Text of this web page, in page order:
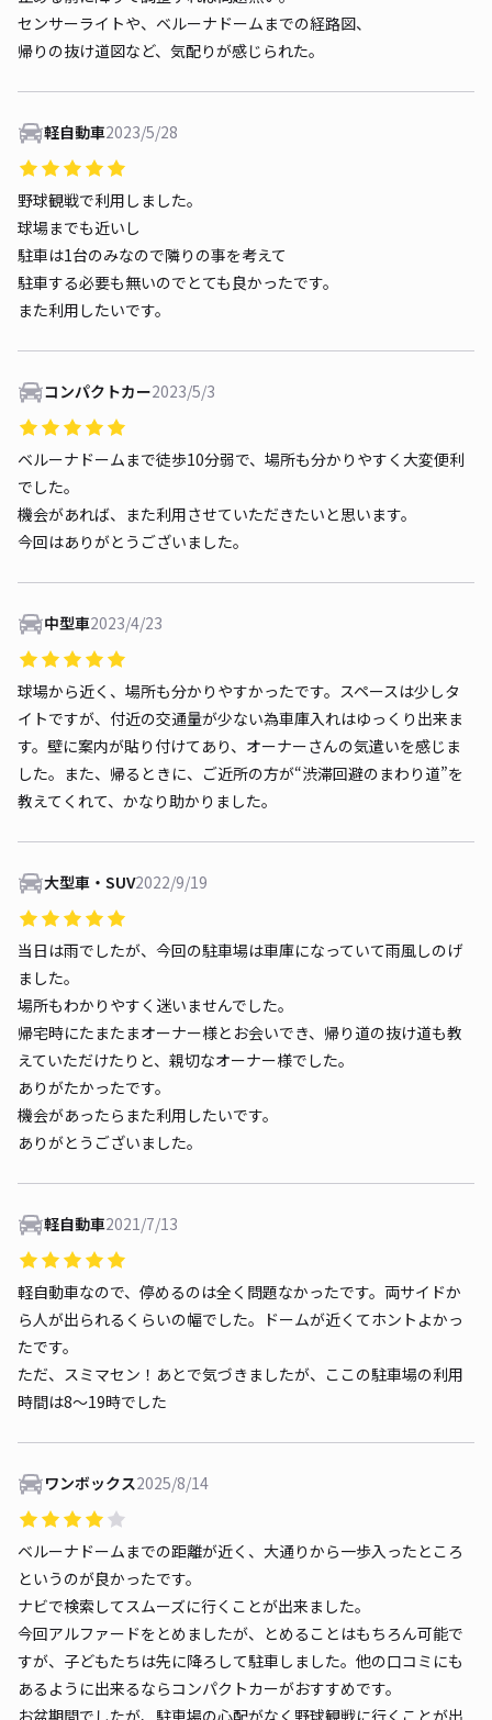
センサーライトや、ベルーナドームまでの経路図、
帰りの抜け道図など、気配りが感じられた。
軽自動車2023/5/28
野球観戦で利用しました。
球場までも近いし
駐車は1台のみなので隣りの事を考えて
駐車する必要も無いのでとても良かったです。
また利用したいです。
コンパクトカー2023/5/3
ベルーナドームまで徒歩10分弱で、場所も分かりやすく大変便利
でした。
機会があれば、また利用させていただきたいと思います。
今回はありがとうございました。
中型車2023/4/23
球場から近く、場所も分かりやすかったです。スペースは少しタ
イトですが、付近の交通量が少ない為車庫入れはゆっくり出来ま
す。壁に案内が貼り付けてあり、オーナーさんの気遣いを感じま
した。また、帰るときに、ご近所の方が“渋滞回避のまわり道”を
教えてくれて、かなり助かりました。
大型車・SUV2022/9/19
当日は雨でしたが、今回の駐車場は車庫になっていて雨風しのげ
ました。
場所もわかりやすく迷いませんでした。
帰宅時にたまたまオーナー様とお会いでき、帰り道の抜け道も教
えていただけたりと、親切なオーナー様でした。
ありがたかったです。
機会があったらまた利用したいです。
ありがとうございました。
軽自動車2021/7/13
軽自動車なので、停めるのは全く問題なかったです。両サイドか
ら人が出られるくらいの幅でした。ドームが近くてホントよかっ
たです。
ただ、スミマセン！あとで気づきましたが、ここの駐車場の利用
時間は8〜19時でした
ワンボックス2025/8/14
ベルーナドームまでの距離が近く、大通りから一歩入ったところ
というのが良かったです。
ナビで検索してスムーズに行くことが出来ました。
今回アルファードをとめましたが、とめることはもちろん可能で
すが、子どもたちは先に降ろして駐車しました。他の口コミにも
あるように出来るならコンパクトカーがおすすめです。
お盆期間でしたが、駐車場の心配がなく野球観戦に行くことが出